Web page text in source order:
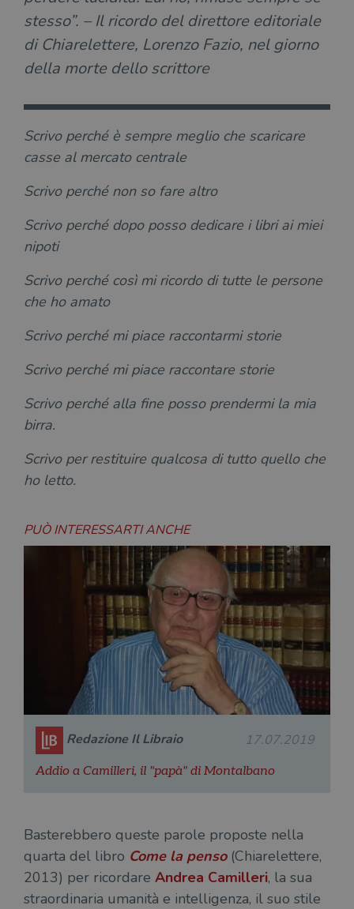
stesso”. – Il ricordo del direttore editoriale
di Chiarelettere, Lorenzo Fazio, nel giorno
della morte dello scrittore
Scrivo perché è sempre meglio che scaricare
casse al mercato centrale
Scrivo perché non so fare altro
Scrivo perché dopo posso dedicare i libri ai miei
nipoti
Scrivo perché così mi ricordo di tutte le persone
che ho amato
Scrivo perché mi piace raccontarmi storie
Scrivo perché mi piace raccontare storie
Scrivo perché alla fine posso prendermi la mia
birra.
Scrivo per restituire qualcosa di tutto quello che
ho letto.
PUÒ INTERESSARTI ANCHE
Redazione Il Libraio 17.07.2019
Addio a Camilleri, il "papà" di Montalbano
Basterebbero queste parole proposte nella
quarta del libro Come la penso(Chiarelettere,
2013) per ricordare Andrea Camilleri, la sua
straordinaria umanità e intelligenza, il suo stile